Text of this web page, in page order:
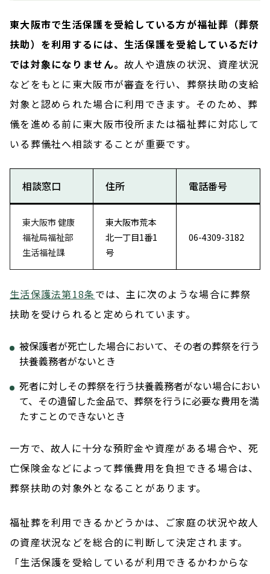
東大阪市で生活保護を受給している方が福祉葬（葬祭
扶助）を利用するには、生活保護を受給しているだけ
では対象になりません。故人や遺族の状況、資産状況
などをもとに東大阪市が審査を行い、葬祭扶助の支給
対象と認められた場合に利用できます。そのため、葬
儀を進める前に東大阪市役所または福祉葬に対応して
いる葬儀社へ相談することが重要です。
相談窓口 住所 電話番号
東大阪市 健康
福祉局福祉部
生活福祉課
東大阪市荒本
北一丁目1番1
号
06-4309-3182
生活保護法第18条では、主に次のような場合に葬祭
扶助を受けられると定められています。
被保護者が死亡した場合において、その者の葬祭を行う
扶養義務者がないとき
死者に対しその葬祭を行う扶養義務者がない場合におい
て、その遺留した金品で、葬祭を行うに必要な費用を満
たすことのできないとき
一方で、故人に十分な預貯金や資産がある場合や、死
亡保険金などによって葬儀費用を負担できる場合は、
葬祭扶助の対象外となることがあります。
福祉葬を利用できるかどうかは、ご家庭の状況や故人
の資産状況などを総合的に判断して決定されます。
「生活保護を受給しているが利用できるかわからな